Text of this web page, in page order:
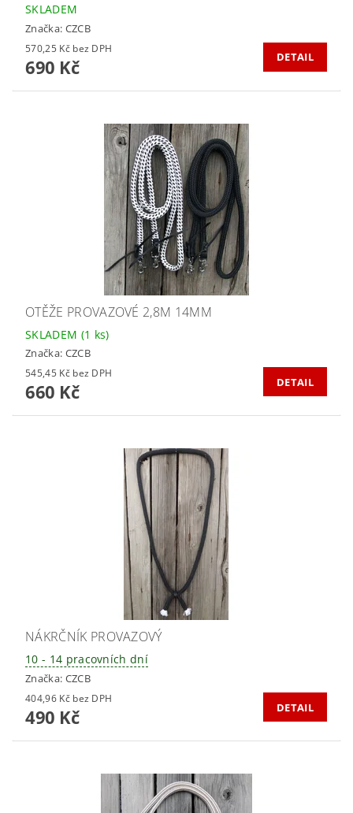
SKLADEM
Značka: CZCB
570,25 Kč bez DPH
690 Kč DETAIL
OTĚŽE PROVAZOVÉ 2,8M 14MM
SKLADEM (1 ks)
Značka: CZCB
545,45 Kč bez DPH
660 Kč DETAIL
NÁKRČNÍK PROVAZOVÝ
10 - 14 pracovních dní
Značka: CZCB
404,96 Kč bez DPH
490 Kč DETAIL